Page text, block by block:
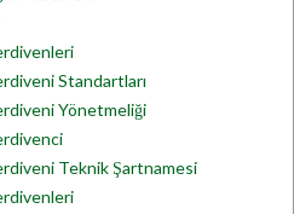
Standartları
Yönetmeliği
Teknik Şartnamesi